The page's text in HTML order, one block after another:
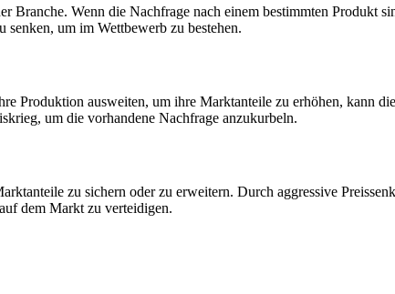
Branche. Wenn die Nachfrage nach einem bestimmten Produkt
senken, um im Wettbewerb zu bestehen.
Produktion ausweiten, um ihre Marktanteile zu erhöhen, kann
um die vorhandene Nachfrage anzukurbeln.
zu sichern oder zu erweitern. Durch aggressive
dem Markt zu verteidigen.